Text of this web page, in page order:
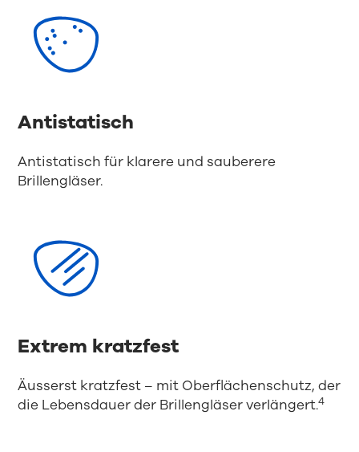
Antistatisch
Antistatisch für klarere und sauberere
Brillengläser.
Extrem kratzfest
Äusserst kratzfest – mit Oberflächenschutz, der
die Lebensdauer der Brillengläser verlängert.4